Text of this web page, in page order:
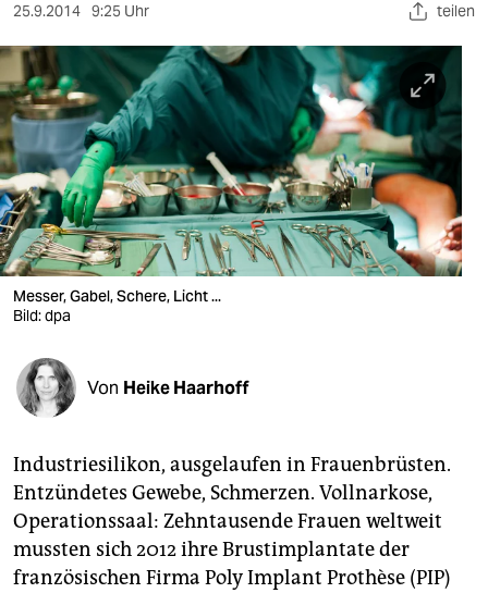
sport
berlin
nord
wahrheit
verlag
verlag
veranstaltungen
shop
unterstützen
abo
genossenschaft
25.9.2014 9:25 Uhr teilen
Messer, Gabel, Schere, Licht ...
Bild: dpa
Von Heike Haarhoff
Industriesilikon, ausgelaufen in Frauenbrüsten.
Entzündetes Gewebe, Schmerzen. Vollnarkose,
Operationssaal: Zehntausende Frauen weltweit
mussten sich 2012 ihre Brustimplantate der
französischen Firma Poly Implant Prothèse (PIP)